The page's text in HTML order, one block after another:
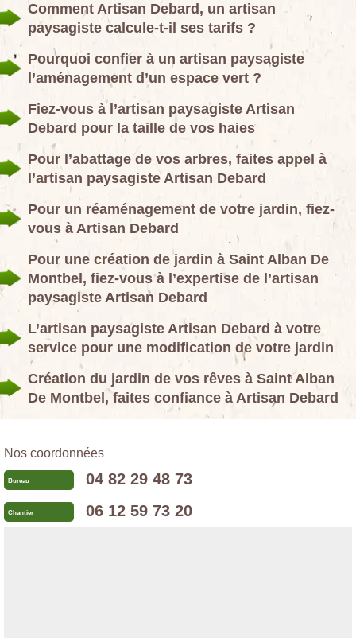
Comment Artisan Debard, un artisan
paysagiste calcule-t-il ses tarifs ?
Pourquoi confier à un artisan paysagiste
l’aménagement d’un espace vert ?
Fiez-vous à l’artisan paysagiste Artisan
Debard pour la taille de vos haies
Pour l’abattage de vos arbres, faites appel à
l’artisan paysagiste Artisan Debard
Pour un réaménagement de votre jardin, fiez-
vous à Artisan Debard
Pour une création de jardin à Saint Alban De
Montbel, fiez-vous à l’expertise de l’artisan
paysagiste Artisan Debard
L’artisan paysagiste Artisan Debard à votre
service pour une modification de votre jardin
Création du jardin de vos rêves à Saint Alban
De Montbel, faites confiance à Artisan Debard
Nos coordonnées
Bureau 04 82 29 48 73
Chantier 06 12 59 73 20